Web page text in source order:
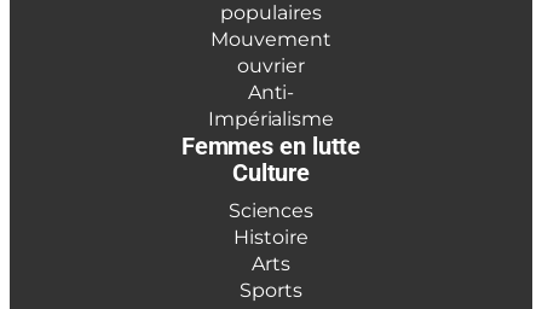
populaires
Mouvement
ouvrier
Anti-
Impérialisme
Femmes en lutte
Culture
Sciences
Histoire
Arts
Sports